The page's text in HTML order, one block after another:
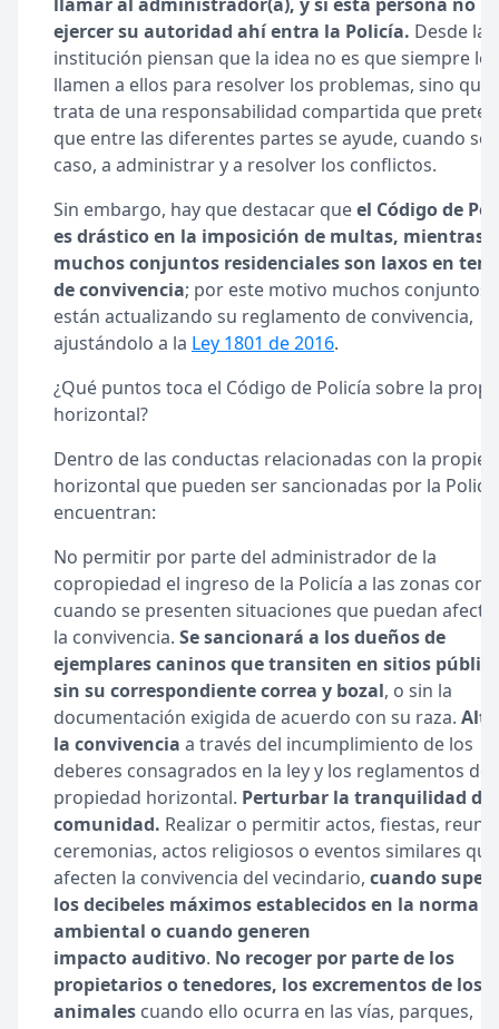
ejercer su autoridad ahí entra la Policía. Desde la
institución piensan que la idea no es que siempre los
llamen a ellos para resolver los problemas, sino que
trata de una responsabilidad compartida que
que entre las diferentes partes se ayude, cuando
caso, a administrar y a resolver los conflictos.
Sin embargo, hay que destacar queel Código de
es drástico en la imposición de multas, mientras
muchos conjuntos residenciales son laxos en
de convivencia; por este motivo muchos conjuntos
están actualizando su reglamento de convivencia,
ajustándolo a la Ley 1801 de 2016.
¿Qué puntos toca el Código de Policía sobre la
horizontal?
Dentro de las conductas relacionadas con la
horizontal que pueden ser sancionadas por la
encuentran:
No permitir por parte del administrador de la
copropiedad el ingreso de la Policía a las zonas
cuando se presenten situaciones que puedan
la convivencia. Sesancionará a los dueños de
ejemplares caninos que transiten en sitios
sin su correspondiente correa y bozal, o sin la
documentación exigida de acuerdo con su raza.
la convivencia a través del incumplimiento de los
deberes consagrados en la ley y los reglamentos de
propiedad horizontal. Perturbar la tranquilidad de
comunidad. Realizar o permitir actos, fiestas,
ceremonias, actos religiosos o eventos similares que
afecten la convivencia del vecindario, cuando
los decibeles máximos establecidos en la norma
ambiental o cuando generen
impactoauditivo. No recoger por parte de los
propietarios o tenedores, los excrementos de los
animales cuando ello ocurra en las vías, parques,